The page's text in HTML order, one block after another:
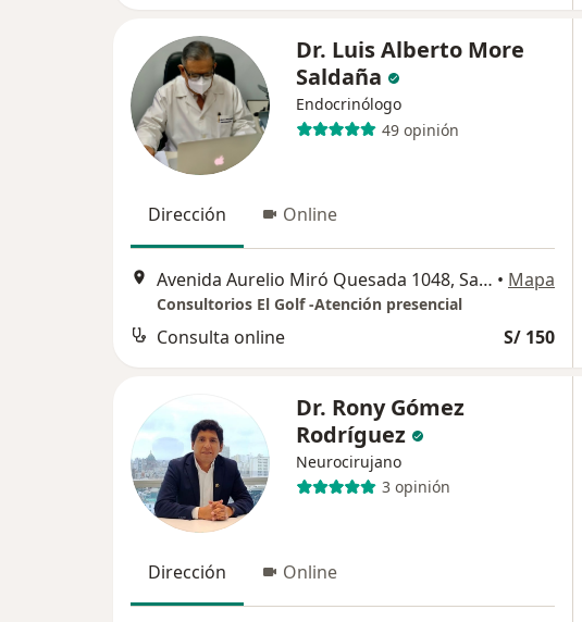
Dr. Luis Alberto More
Saldaña
Endocrinólogo
49 opinión
Dirección Online
Avenida Aurelio Miró Quesada 1048, San Isidro • Mapa
Consultorios El Golf -Atención presencial
Consulta online S/ 150
Dr. Rony Gómez
Rodríguez
Neurocirujano
3 opinión
Dirección Online